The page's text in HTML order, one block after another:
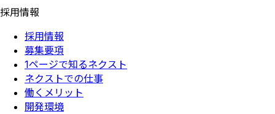
採用情報
採用情報
募集要項
1ページで知るネクスト
ネクストでの仕事
働くメリット
開発環境